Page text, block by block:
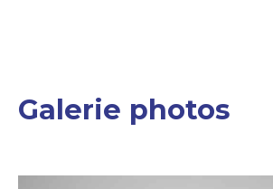
Galerie photos